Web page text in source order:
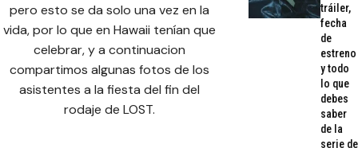
pero esto se da solo una vez en la
vida, por lo que en Hawaii tenían que
celebrar, y a continuacion
compartimos algunas fotos de los
asistentes a la fiesta del fin del
rodaje de LOST.
tráiler,
fecha
de
estreno
y todo
lo que
debes
saber
de la
serie de